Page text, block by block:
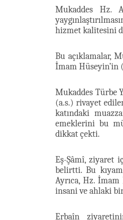
Mukaddes Hz.
hizmet kalitesini
Bu açıklamalar,
İmam Hüseyin’in
Mukaddes Türbe
(a.s.) rivayet
katındaki
emeklerini bu
dikkat çekti.
Eş-Şâmî, ziyaret
belirtti. Bu
Ayrıca, Hz.
insani ve ahlaki
Erbaîn